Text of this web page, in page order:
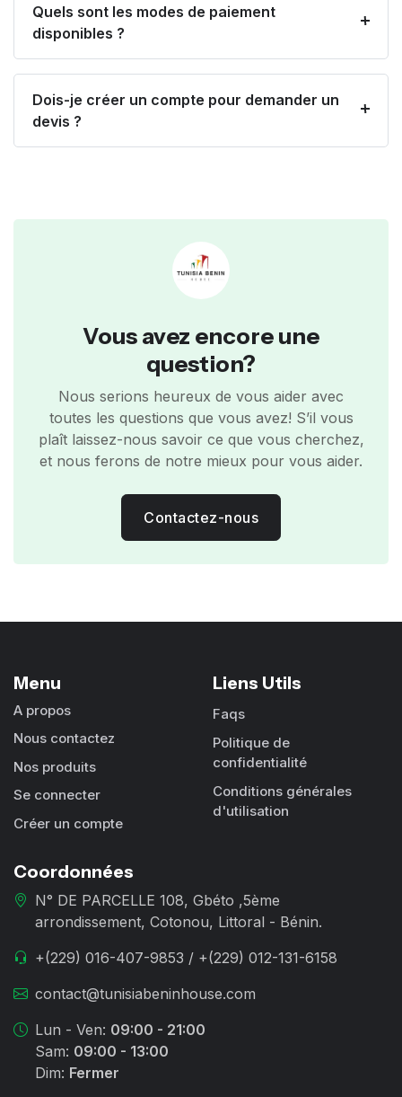
Quels sont les modes de paiement
disponibles ?
Dois-je créer un compte pour demander un
devis ?
Vous avez encore une
question?
Nous serions heureux de vous aider avec
toutes les questions que vous avez! S’il vous
plaît laissez-nous savoir ce que vous cherchez,
et nous ferons de notre mieux pour vous aider.
Contactez-nous
Menu
A propos
Nous contactez
Nos produits
Se connecter
Créer un compte
Liens Utils
Faqs
Politique de
confidentialité
Conditions générales
d'utilisation
Coordonnées
N° DE PARCELLE 108, Gbéto ,5ème
arrondissement, Cotonou, Littoral - Bénin.
+(229) 016-407-9853 / +(229) 012-131-6158
contact@tunisiabeninhouse.com
Lun - Ven: 09:00 - 21:00
Sam: 09:00 - 13:00
Dim: Fermer